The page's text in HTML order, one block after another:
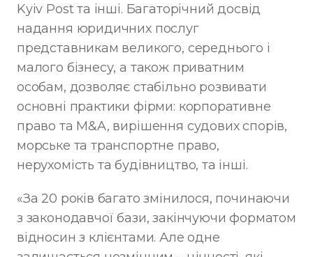
Kyiv Post та інші. Багаторічний досвід
надання юридичних послуг
представникам великого, середнього і
малого бізнесу, а також приватним
особам, дозволяє стабільно розвивати
основні практики фірми: корпоративне
право та M&A, вирішення судових спорів,
морське та транспортне право,
нерухомість та будівництво, та інші.
«За 20 років багато змінилося, починаючи
з законодавчої бази, закінчуючи форматом
відносин з клієнтами. Але одне